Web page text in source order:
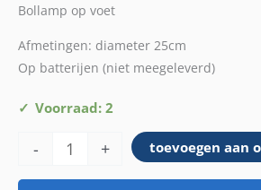
Bollamp op voet
Afmetingen: diameter 25cm
Op batterijen (niet meegeleverd)
Voorraad: 2
-
Bollamp
voet
+ toevoegen aan